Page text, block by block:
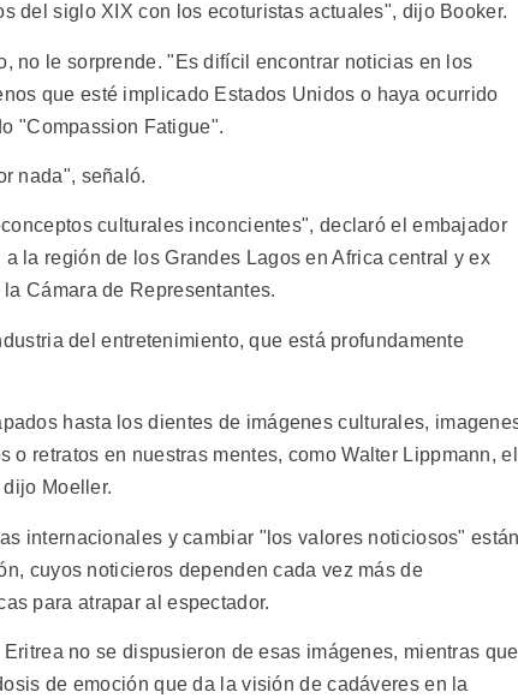
del siglo XIX con los ecoturistas actuales", dijo Booker.
no le sorprende. "Es difícil encontrar noticias en los
que esté implicado Estados Unidos o haya ocurrido
"Compassion Fatigue".
nada", señaló.
culturales inconcientes", declaró el embajador
la región de los Grandes Lagos en Africa central y ex
Cámara de Representantes.
del entretenimiento, que está profundamente
hasta los dientes de imágenes culturales,
retratos en nuestras mentes, como Walter Lippmann, el
Moeller.
internacionales y cambiar "los valores noticiosos"
cuyos noticieros dependen cada vez más de
para atrapar al espectador.
no se dispusieron de esas imágenes, mientras que
de emoción que da la visión de cadáveres en la